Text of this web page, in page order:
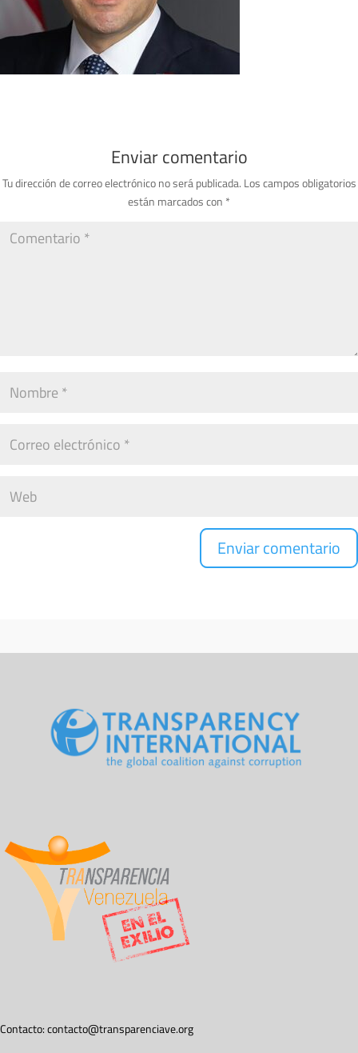
Enviar comentario
Tu dirección de correo electrónico no será publicada. Los campos obligatorios
están marcados con *
Contacto:contacto@transparenciave.org